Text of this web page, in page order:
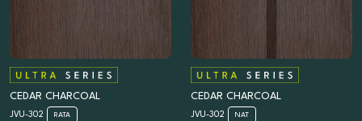
CEDAR CHARCOAL
JVU-302 RATA
CEDAR CHARCOAL
JVU-302 NAT